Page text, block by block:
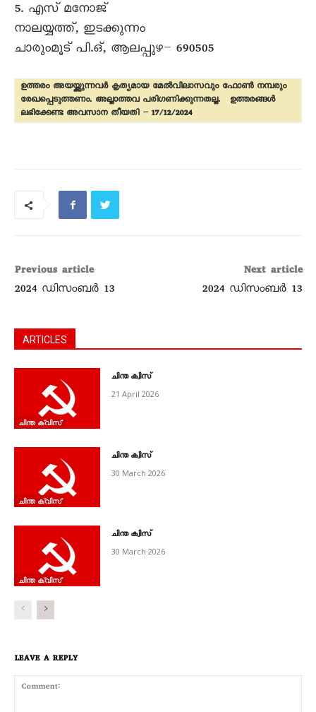
5. എസ് മനോജ്
നാലയ്യത്ത്, ഇടക്കുന്നം
ചാരുംമൂട് പി.ഒ്, ആലപ്പുഴ– 690505
ഉത്തരം അയയ്ക്കുന്നവർ കൃത്യമായ മേൽവിലാസവും ഫോൺ നമ്പരും
രേഖപ്പെടുത്തണം. അല്ലാത്തവ പരിഗണിക്കുന്നതല്ല. ഉത്തരങ്ങൾ
ലഭിക്കേണ്ട അവസാന തീയതി – 17/12/2024
Previous article
2024 ഡിസംബർ 13
Next article
2024 ഡിസംബർ 13
ARTICLES
ചിന്ത ക്വിസ്‌
ചിന്ത ക്വിസ്‌
21 April 2026
ചിന്ത ക്വിസ്‌
ചിന്ത ക്വിസ്
30 March 2026
ചിന്ത ക്വിസ്‌
ചിന്ത ക്വിസ്
30 March 2026
LEAVE A REPLY